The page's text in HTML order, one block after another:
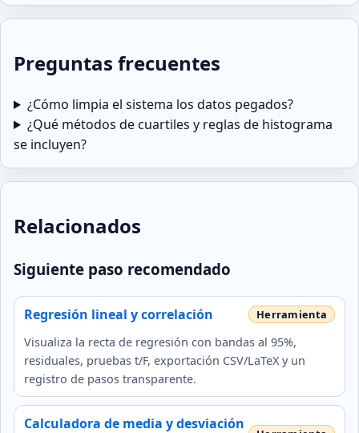
Preguntas frecuentes
¿Cómo limpia el sistema los datos pegados?
¿Qué métodos de cuartiles y reglas de histograma
se incluyen?
Relacionados
Siguiente paso recomendado
Regresión lineal y correlación
Visualiza la recta de regresión con bandas al 95%,
residuales, pruebas t/F, exportación CSV/LaTeX y un
registro de pasos transparente.
Calculadora de media y desviación